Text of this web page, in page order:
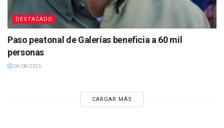
DESTACADO
Paso peatonal de Galerías beneficia a 60 mil
personas
04/08/2026
CARGAR MÁS